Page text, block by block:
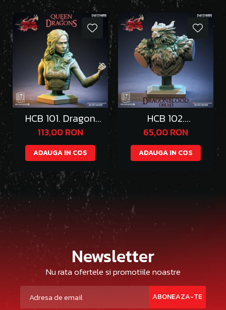
HCB 101. Dragon
Queen
113,00 RON
ADAUGA IN COS
HCB 102.
DragonWolf Druid
65,00 RON
ADAUGA IN COS
Newsletter
Nu rata ofertele si promotiile noastre